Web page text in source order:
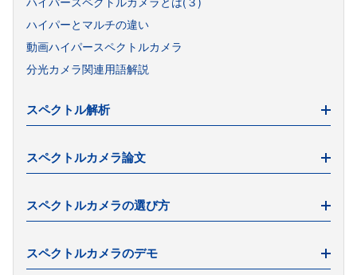
スペクトルカメラ発展の歴史
ハイパーとマルチの違い
動画ハイパースペクトルカメラ
分光カメラ関連用語解説
スペクトル解析
主成分分析(PCA)で物質の分類
部分的最小二乗回帰(PLS)で成分を定量化
スペクトルの多変量解析
スペクトルカメラ論文
論文・研究報告（RESONON）
論文・研究報告（Cubert）
スペクトルカメラの選び方
スペクトルカメラの選び方 2021年版
スペクトルカメラのデモ